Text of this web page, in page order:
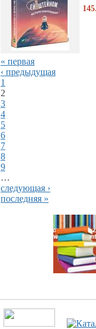
« первая
‹ предыдущая
1
2
3
4
5
6
7
8
9
…
следующая ›
последняя »